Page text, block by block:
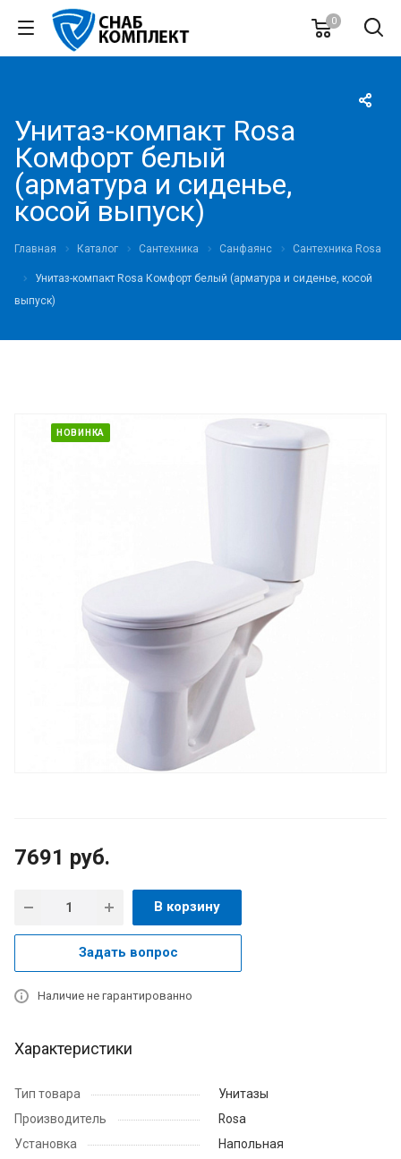
0
Унитаз-компакт Rosa
Комфорт белый
(арматура и сиденье,
косой выпуск)
Главная Каталог Сантехника Санфаянс Сантехника Rosa
Унитаз-компакт Rosa Комфорт белый (арматура и сиденье, косой
выпуск)
НОВИНКА
7691 руб.
В корзину
Задать вопрос
Наличие не гарантированно
Характеристики
Тип товара
Унитазы
Производитель
Rosa
Установка
Напольная